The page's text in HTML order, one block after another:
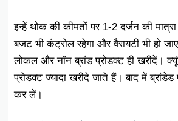
इन्हें थोक की कीमतों पर 1-2 दर्जन की
बजट भी कंट्रोल रहेगा और वैरायटी भी हो
लोकल और नॉन ब्रांड प्रोडक्ट ही खरीदें।
प्रोडक्ट ज्यादा खरीदे जाते हैं। बाद में
कर लें।